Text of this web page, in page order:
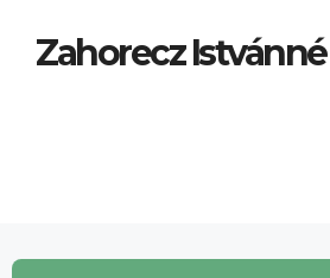
Zahorecz Istvánné